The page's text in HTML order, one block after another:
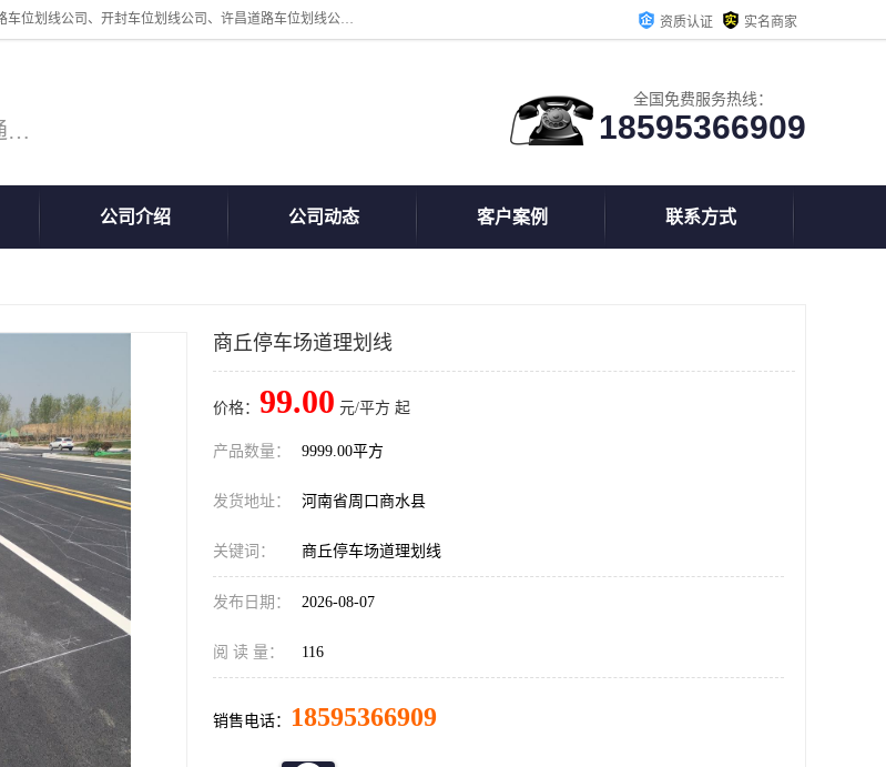
周口中为交通设施工程有限公司是一家洛阳道路划线公司、郑州道路划线公司、平顶山道路车位划线公司、开封车位划线公司、许昌道路车位划线公司、漯河道路车位划线公司，公司始终坚持“诚信、匠心、专注”的宗旨；我们的经营理念是：的服务。 资质认证 实名商家
专注道路标线施工，专业的道路标线及交通设施施工服务商!
全国免费服务热线：
18595366909
公司介绍 公司动态 客户案例 联系方式
商丘停车场道理划线
价格： 99.00 元/平方 起
产品数量： 9999.00平方
发货地址： 河南省周口商水县
关键词： 商丘停车场道理划线
发布日期： 2026-08-07
阅 读 量： 116
销售电话： 18595366909